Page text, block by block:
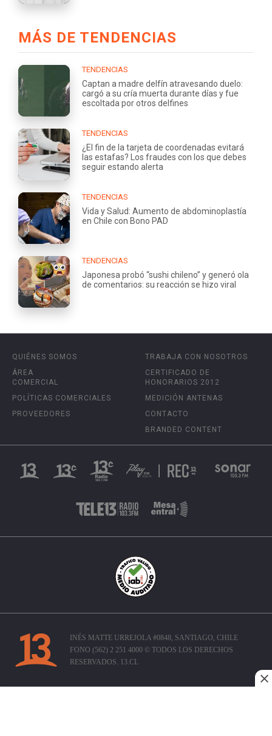
MÁS DE TENDENCIAS
TENDENCIAS
Captan a madre delfín atravesando duelo:
cargó a su cría muerta durante días y fue
escoltada por otros delfines
TENDENCIAS
¿El fin de la tarjeta de coordenadas evitará
las estafas? Los fraudes con los que debes
seguir estando alerta
TENDENCIAS
Vida y Salud: Aumento de abdominoplastía
en Chile con Bono PAD
TENDENCIAS
Japonesa probó “sushi chileno” y generó ola
de comentarios: su reacción se hizo viral
QUIÉNES SOMOS
ÁREA
COMERCIAL
POLÍTICAS COMERCIALES
PROVEEDORES
TRABAJA CON NOSOTROS
CERTIFICADO DE
HONORARIOS 2012
MEDICIÓN ANTENAS
CONTACTO
BRANDED CONTENT
INÉS MATTE URREJOLA #0848, SANTIAGO, CHILE
FONO (562) 2 251 4000 © TODOS LOS DERECHOS
RESERVADOS. 13.CL